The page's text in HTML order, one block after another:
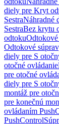
diely pre Kryt
SestraNáhradné
SestraBez krytu
odtokuOdtokové
Odtokové
diely pre S
otočné ovládanie
pre otočné
diely pre S
montáž pre
pre konečnú
ovládaním
PushControl